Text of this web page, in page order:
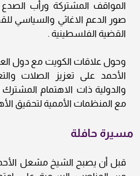
المواقف المشتركة ورأب
صور الدعم الاغاثي والسياسي
القضية الفلسطينية .
وحول علاقات الكويت مع دول
الأحمد على تعزيز الصلات
والدولية ذات الاهتمام
مع المنظمات الأممية لتحقيق
مسيرة حافلة
قبل أن يصبح الشيخ مشعل